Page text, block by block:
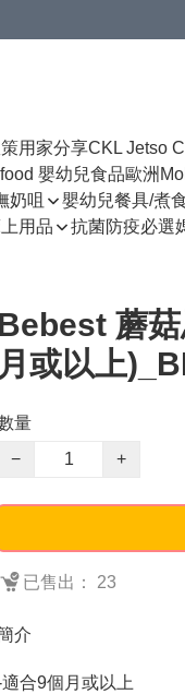
用家分享CKL Jetso
嬰幼兒食品歐洲
奶咀 嬰幼兒餐具/煮
用品 抗菌防疫必選
Bebest 蘑
月或以上
量
−
+
已售出： 23
介
合9個月或以上